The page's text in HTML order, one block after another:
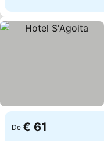
De € 61